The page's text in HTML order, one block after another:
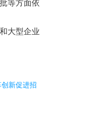
等方面依
大型企业
新促进招